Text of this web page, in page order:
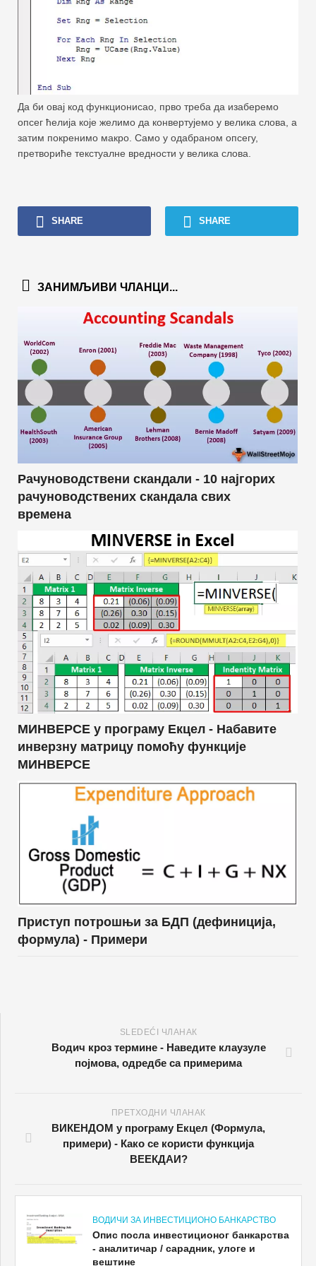
Да би овај код функционисао, прво треба да изаберемо
опсег ћелија које желимо да конвертујемо у велика слова, а
затим покренимо макро. Само у одабраном опсегу,
претвориће текстуалне вредности у велика слова.
SHARE SHARE
ЗАНИМЉИВИ ЧЛАНЦИ...
Рачуноводствени скандали - 10 најгорих
рачуноводствених скандала свих
времена
МИНВЕРСЕ у програму Екцел - Набавите
инверзну матрицу помоћу функције
МИНВЕРСЕ
Приступ потрошњи за БДП (дефиниција,
формула) - Примери
SLEDEĆI ЧЛАНАК
Водич кроз термине - Наведите клаузуле
појмова, одредбе са примерима
ПРЕТХОДНИ ЧЛАНАК
ВИКЕНДОМ у програму Екцел (Формула,
примери) - Како се користи функција
ВЕЕКДАИ?
ВОДИЧИ ЗА ИНВЕСТИЦИОНО БАНКАРСТВО
Опис посла инвестиционог банкарства
- аналитичар / сарадник, улоге и
вештине